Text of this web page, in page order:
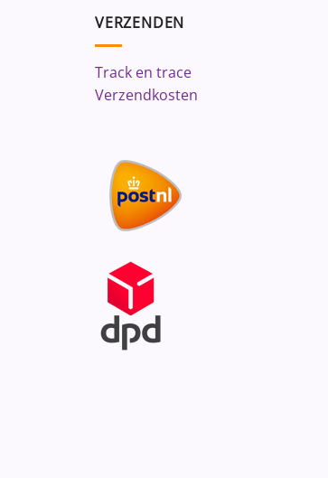
VERZENDEN
Track en trace
Verzendkosten